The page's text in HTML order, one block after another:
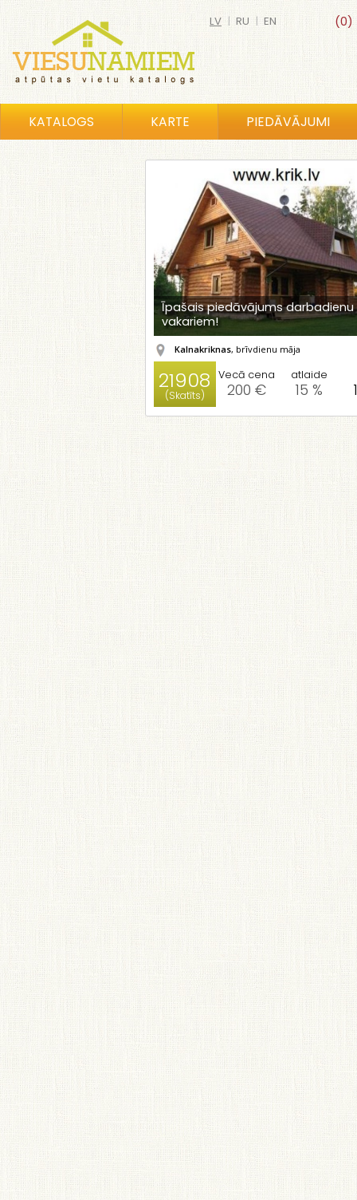
(0)
LV | RU | EN
KATALOGS KARTE PIEDĀVĀJUMI
Īpašais piedāvājums darbadienu
vakariem!
Kalnakriknas, brīvdienu māja
21908
(Skatīts)
Vecā cena
200 €
atlaide
15 %